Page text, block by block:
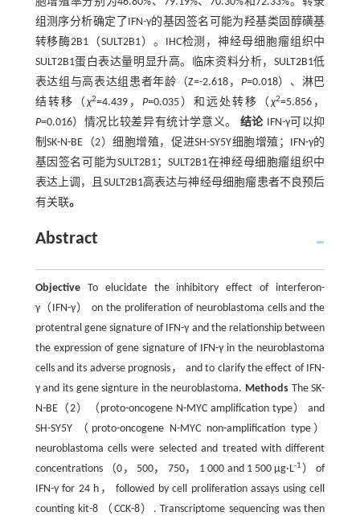
组测序分析确定了IFN-γ的基因签名可能为羟基类固醇磺基
转移酶2B1（SULT2B1）。IHC检测，神经母细胞瘤组织中
SULT2B1蛋白表达量明显升高。临床资料分析，SULT2B1低
表达组与高表达组患者年龄（Z=-2.618， P=0.018）、淋巴
结转移（ χ2=4.439， P=0.035）和远处转移（χ2=5.856，
P=0.016）情况比较差异有统计学意义。 结论IFN-γ可以抑
制SK-N-BE（2）细胞增殖，促进SH-SY5Y细胞增殖；IFN-γ的
基因签名可能为SULT2B1；SULT2B1在神经母细胞瘤组织中
表达上调，且SULT2B1高表达与神经母细胞瘤患者不良预后
有关联。
Abstract
ObjectiveTo elucidate the inhibitory effect of interferon-
γ（IFN-γ） on the proliferation of neuroblastoma cells and the
protentral gene signature of IFN-γ and the relationship between
the expression of gene signature of IFN-γ in the neuroblastoma
cells and its adverse prognosis， and to clarify the effect of IFN-
γ and its gene signture in the neuroblastoma. Methods The SK-
N-BE（2）（proto-oncogene N-MYC amplification type） and
SH-SY5Y （proto-oncogene N-MYC non-amplification type）
neuroblastoma cells were selected and treated with different
concentrations （0， 500， 750， 1 000 and 1 500 μg·L-1 ） of
IFN-γ for 24 h， followed by cell proliferation assays using cell
counting kit-8 （CCK-8）. Transcriptome sequencing was then